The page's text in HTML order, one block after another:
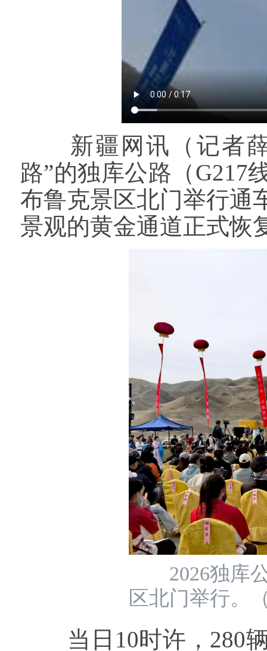
新疆网讯（记者薛
路”的独库公路（G217
布鲁克景区北门举行通
景观的黄金通道正式恢
2026独库公
区北门举行。
当日10时许，280辆